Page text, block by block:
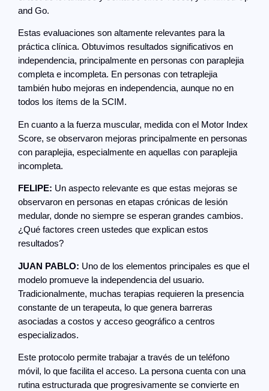
and Go.
Estas evaluaciones son altamente relevantes para la
práctica clínica. Obtuvimos resultados significativos en
independencia, principalmente en personas con paraplejia
completa e incompleta. En personas con tetraplejia
también hubo mejoras en independencia, aunque no en
todos los ítems de la SCIM.
En cuanto a la fuerza muscular, medida con el Motor Index
Score, se observaron mejoras principalmente en personas
con paraplejia, especialmente en aquellas con paraplejia
incompleta.
FELIPE: Un aspecto relevante es que estas mejoras se
observaron en personas en etapas crónicas de lesión
medular, donde no siempre se esperan grandes cambios.
¿Qué factores creen ustedes que explican estos
resultados?
JUAN PABLO: Uno de los elementos principales es que el
modelo promueve la independencia del usuario.
Tradicionalmente, muchas terapias requieren la presencia
constante de un terapeuta, lo que genera barreras
asociadas a costos y acceso geográfico a centros
especializados.
Este protocolo permite trabajar a través de un teléfono
móvil, lo que facilita el acceso. La persona cuenta con una
rutina estructurada que progresivamente se convierte en